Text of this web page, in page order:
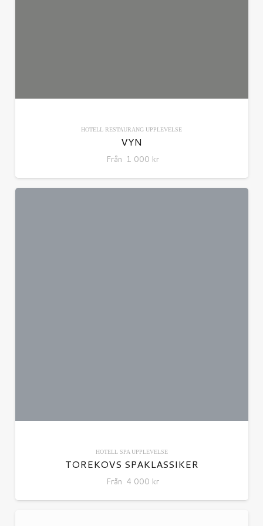
HOTELL RESTAURANG UPPLEVELSE
VYN
Från 1 000 kr
HOTELL SPA UPPLEVELSE
TOREKOVS SPAKLASSIKER
Från 4 000 kr